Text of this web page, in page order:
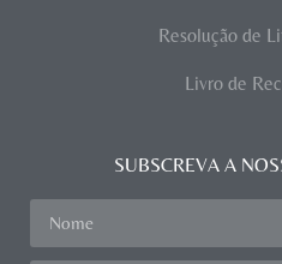
Resolução de
Livro de
SUBSCREVA A